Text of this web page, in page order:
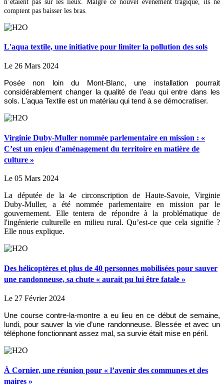
n’étaient pas sur les lieux. Malgré ce nouvel évènement tragique, ils ne
comptent pas baisser les bras.
L'aqua textile, une initiative pour limiter la pollution des sols
Le 26 Mars 2024
Posée non loin du Mont-Blanc, une installation pourrait
considérablement changer la qualité de l’eau qui entre dans les
sols. L'aqua Textile est un matériau qui tend à se démocratiser.
Virginie Duby-Muller nommée parlementaire en mission : «
C’est un enjeu d'aménagement du territoire en matière de
culture »
Le 05 Mars 2024
La députée de la 4e circonscription de Haute-Savoie, Virginie
Duby-Muller, a été nommée parlementaire en mission par le
gouvernement. Elle tentera de répondre à la problématique de
l'ingénierie culturelle en milieu rural. Qu’est-ce que cela signifie ?
Elle nous explique.
Des hélicoptères et plus de 40 personnes mobilisées pour sauver
une randonneuse, sa chute « aurait pu lui être fatale »
Le 27 Février 2024
Une course contre-la-montre a eu lieu en ce début de semaine,
lundi, pour sauver la vie d’une randonneuse. Blessée et avec un
téléphone fonctionnant assez mal, sa survie était mise en péril.
À Cornier, une réunion pour « l’avenir des communes et des
maires »